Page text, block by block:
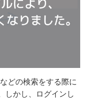
どの検索をする際に
しかし、ログインし